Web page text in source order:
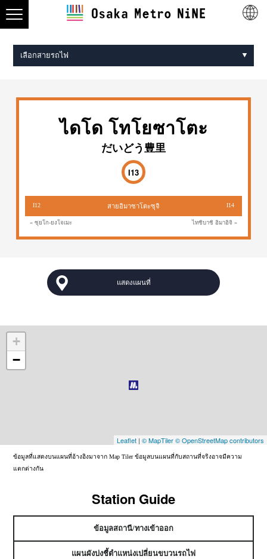
เลือกสายรถไฟ
ไดโด โทโยซาโตะ
だいどう豊里
I13
I12 สายอิมาซาโตะซุจิ I14
« ซุยโก-ยงโจเมะ ไทชิบาชิ อิมาอิจิ »
แสดงแผนที่
+
−
Leaflet | © MapTiler© OpenStreetMap contributors
ข้อมูลที่แสดงบนแผนที่อ้างอิงมาจาก Map Tiler ข้อมูลบนแผนที่กับสถานที่จริงอาจมีความ
แตกต่างกัน
Station Guide
ข้อมูลสถานี/ทางเข้าออก
แผนผังบ่งชี้ตำแหน่งเปลี่ยนขบวนรถไฟ